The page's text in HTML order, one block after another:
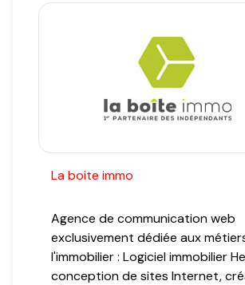
La boite immo
Agence de communication web
exclusivement dédiée aux
l'immobilier : Logiciel immobilier
conception de sites Internet,